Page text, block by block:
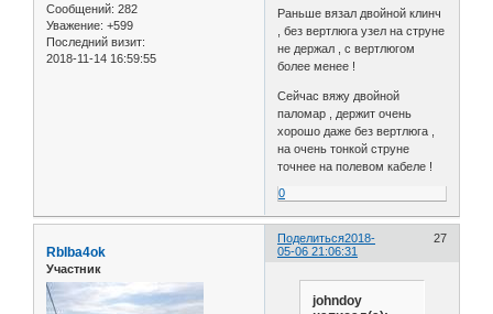
Сообщений: 282
Уважение: +599
Последний визит:
2018-11-14 16:59:55
Раньше вязал двойной клинч
, без вертлюга узел на струне
не держал , с вертлюгом
более менее !
Сейчас вяжу двойной
паломар , держит очень
хорошо даже без вертлюга ,
на очень тонкой струне
точнее на полевом кабеле !
0
Поделиться 27
2018-
05-06 21:06:31
RbIba4ok
Участник
johndoy